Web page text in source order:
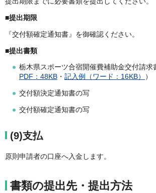
■提出期限
『交付額確定通知書』を御確認ください。
■提出書類
栃木県スポーツ合宿開催費補助金交付請求
PDF：48KB ・ 記入例（ワード：16KB） ）
交付額決定通知書の写
交付額確定通知書の写
(9)支払
原則申請者の口座へ入金します。
書類の提出先・提出方法